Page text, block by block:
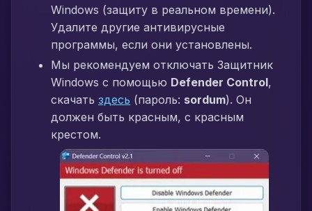
Windows (защиту в реальном времени).
Удалите другие антивирусные
программы, если они установлены.
Мы рекомендуем отключать Защитник
Windows с помощью Defender Control,
скачать здесь (пароль: sordum). Он
должен быть красным, с красным
крестом.